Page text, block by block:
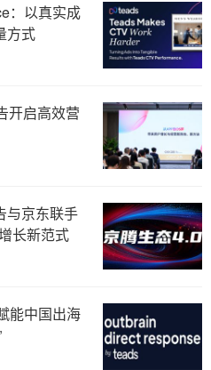
：以真实成
方式
开启高效营
与京东联手
长新范式
能中国出海